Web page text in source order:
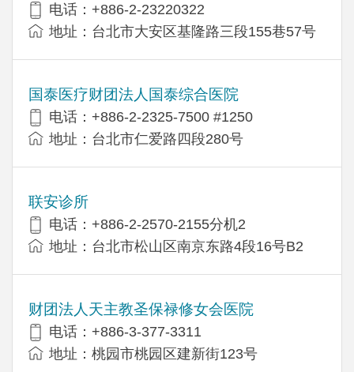
电话：+886-2-23220322
地址：台北市大安区基隆路三段155巷57号
国泰医疗财团法人国泰综合医院
电话：+886-2-2325-7500 #1250
地址：台北市仁爱路四段280号
联安诊所
电话：+886-2-2570-2155分机2
地址：台北市松山区南京东路4段16号B​​2
财团法人天主教圣保禄修女会医院
电话：+886-3-377-3311
地址：桃园市桃园区建新街123号